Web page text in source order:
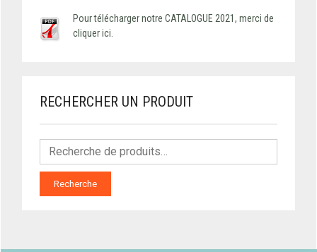
Pour télécharger notre CATALOGUE 2021, merci de
cliquer ici.
RECHERCHER UN PRODUIT
Recherche